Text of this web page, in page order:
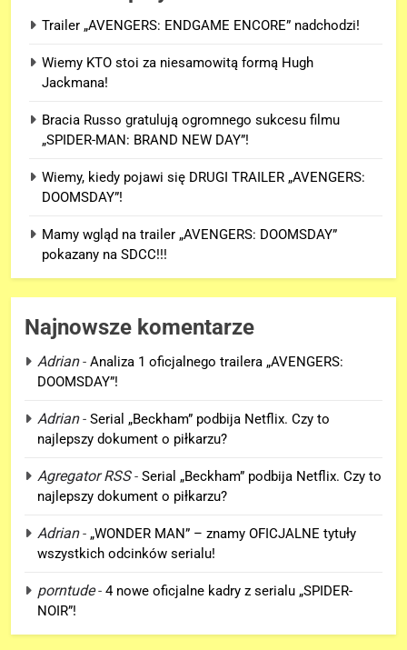
Trailer „AVENGERS: ENDGAME ENCORE” nadchodzi!
Wiemy KTO stoi za niesamowitą formą Hugh
Jackmana!
Bracia Russo gratulują ogromnego sukcesu filmu
„SPIDER-MAN: BRAND NEW DAY”!
Wiemy, kiedy pojawi się DRUGI TRAILER „AVENGERS:
DOOMSDAY”!
Mamy wgląd na trailer „AVENGERS: DOOMSDAY”
pokazany na SDCC!!!
Najnowsze komentarze
Adrian- Analiza 1 oficjalnego trailera „AVENGERS:
DOOMSDAY”!
Adrian- Serial „Beckham” podbija Netflix. Czy to
najlepszy dokument o piłkarzu?
Agregator RSS- Serial „Beckham” podbija Netflix. Czy to
najlepszy dokument o piłkarzu?
Adrian- „WONDER MAN” – znamy OFICJALNE tytuły
wszystkich odcinków serialu!
porntude- 4 nowe oficjalne kadry z serialu „SPIDER-
NOIR”!
Mamy wgląd na trailer
„AVENGERS: DOOMSDAY”
pokazany na SDCC!!!
FILMY
6
Tom Holland komentuje cameo
filmie „SPIDER-MAN: BRAND
FILMY